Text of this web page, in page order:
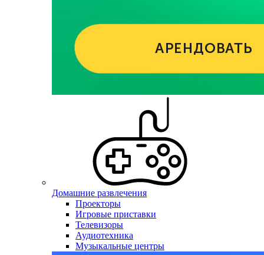
Домашние развлечения
Проекторы
Игровые приставки
Телевизоры
Аудиотехника
Музыкальные центры